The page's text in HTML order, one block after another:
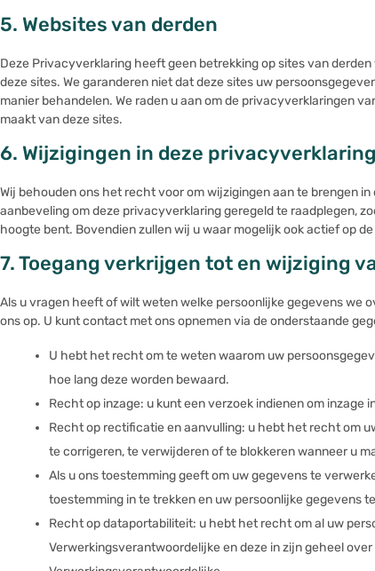
5. Websites van derden
Deze Privacyverklaring heeft geen betrekking op sites van
deze sites. We garanderen niet dat deze sites uw
manier behandelen. We raden u aan om de privacyverklaringen
maakt van deze sites.
6. Wijzigingen in deze privacyverklaring
Wij behouden ons het recht voor om wijzigingen aan te brengen
aanbeveling om deze privacyverklaring geregeld te raadplegen,
hoogte bent. Bovendien zullen wij u waar mogelijk ook actief op
7. Toegang verkrijgen tot en wijziging
Als u vragen heeft of wilt weten welke persoonlijke gegevens we
ons op. U kunt contact met ons opnemen via de onderstaande
U hebt het recht om te weten waarom uw
hoe lang deze worden bewaard.
Recht op inzage: u kunt een verzoek indienen om inzage
Recht op rectificatie en aanvulling: u hebt het recht om
te corrigeren, te verwijderen of te blokkeren wanneer u
Als u ons toestemming geeft om uw gegevens te
toestemming in te trekken en uw persoonlijke gegevens
Recht op dataportabiliteit: u hebt het recht om al uw
Verwerkingsverantwoordelijke en deze in zijn geheel